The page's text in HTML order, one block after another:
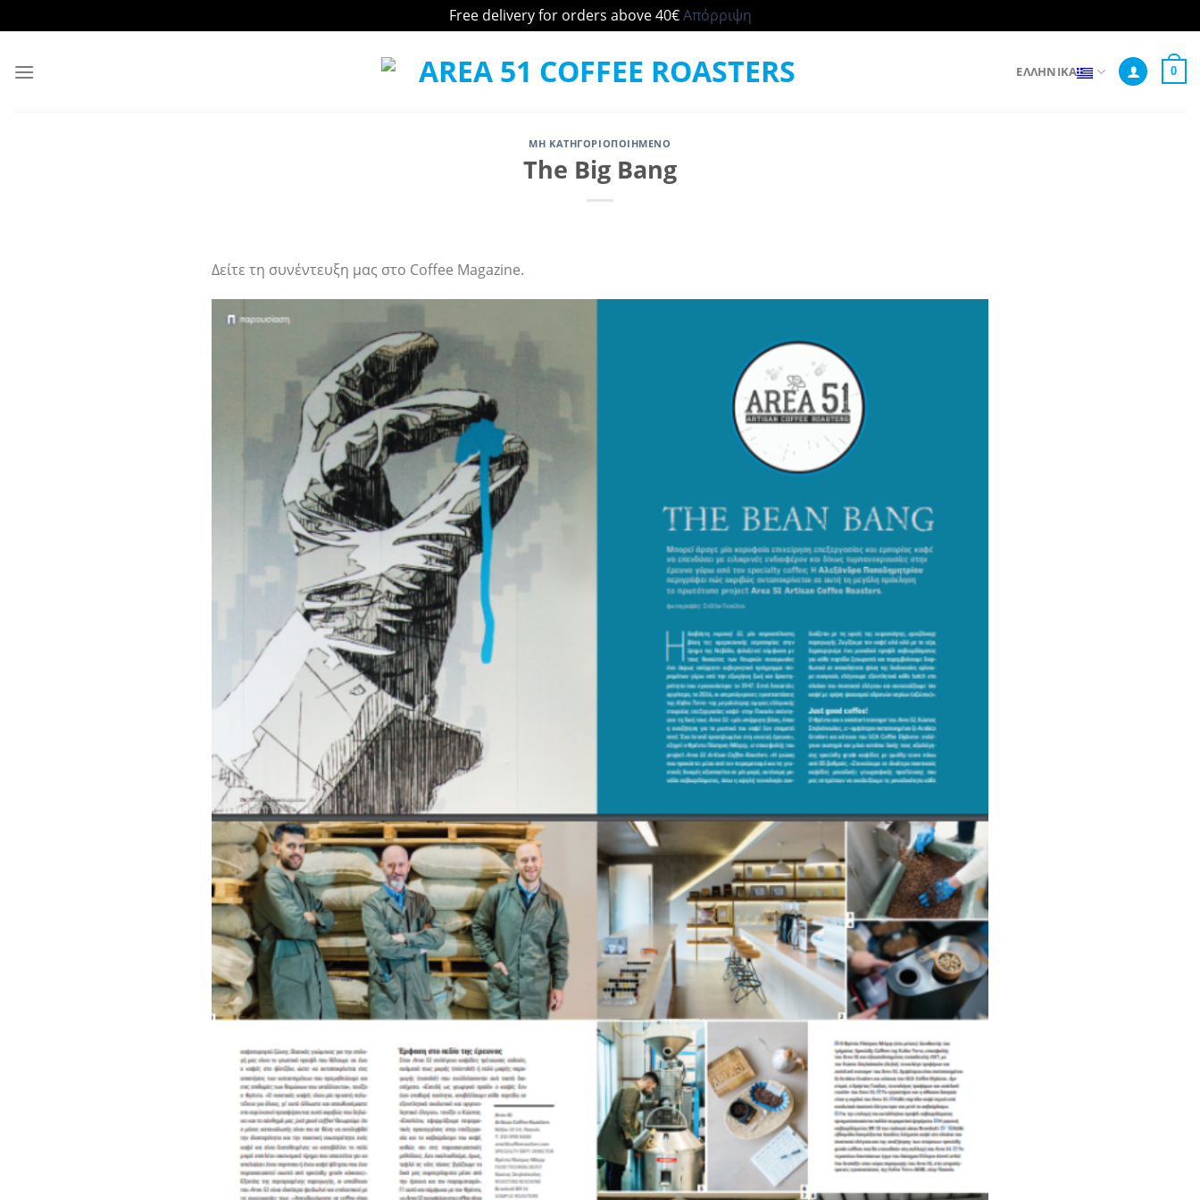
Free delivery for orders above 40€Απόρριψη
ΕΛΛΗΝΙΚΆ 0
ΜΗ ΚΑΤΗΓΟΡΙΟΠΟΙΗΜΈΝΟ
The Big Bang
Δείτε τη συνέντευξη μας στο Coffee Magazine.